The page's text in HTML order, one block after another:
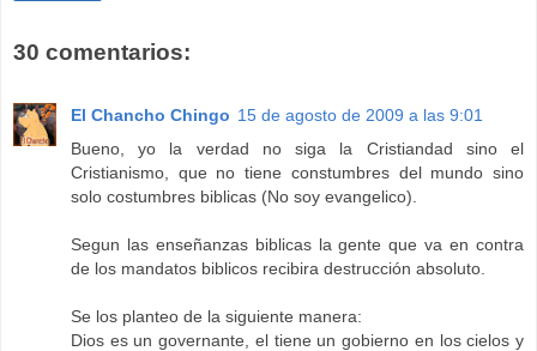
30 comentarios:
El Chancho Chingo 15 de agosto de 2009 a las 9:01
Bueno, yo la verdad no siga la Cristiandad sino el
Cristianismo, que no tiene constumbres del mundo sino
solo costumbres biblicas (No soy evangelico).
Segun las enseñanzas biblicas la gente que va en contra
de los mandatos biblicos recibira destrucción absoluto.
Se los planteo de la siguiente manera:
Dios es un governante, el tiene un gobierno en los cielos y